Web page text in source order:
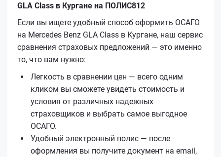
GLA Class в Кургане на ПОЛИС812
Если вы ищете удобный способ оформить ОСАГО
на Mercedes Benz GLA Class в Кургане, наш сервис
сравнения страховых предложений — это именно
то, что вам нужно:
Легкость в сравнении цен — всего одним
кликом вы сможете увидеть стоимость и
условия от различных надежных
страховщиков и выбрать самое выгодное
ОСАГО.
Удобный электронный полис — после
оформления вы получите документ на email,